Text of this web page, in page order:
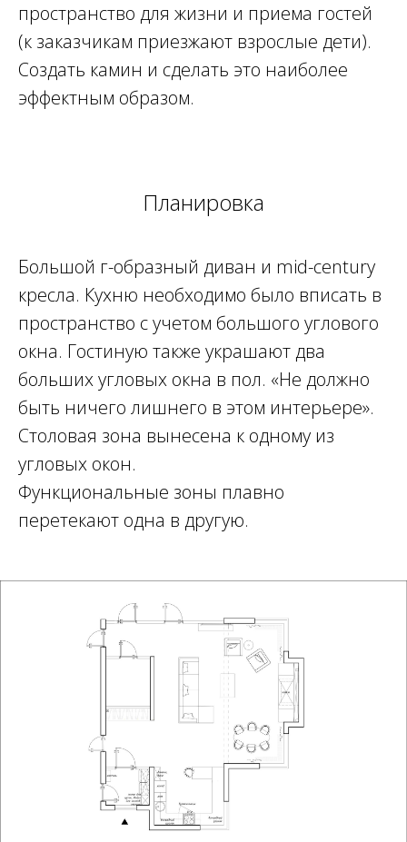
пространство для жизни и приема гостей
(к заказчикам приезжают взрослые дети).
Создать камин и сделать это наиболее
эффектным образом.
Планировка
Большой г-образный диван и mid-century
кресла. Кухню необходимо было вписать в
пространство с учетом большого углового
окна. Гостиную также украшают два
больших угловых окна в пол. «Не должно
быть ничего лишнего в этом интерьере».
Столовая зона вынесена к одному из
угловых окон.
Функциональные зоны плавно
перетекают одна в другую.